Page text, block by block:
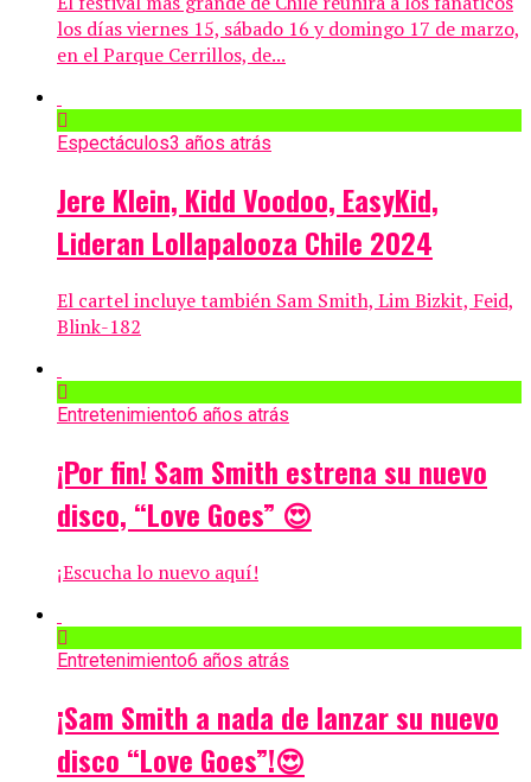
los días viernes 15, sábado 16 y domingo 17 de marzo,
en el Parque Cerrillos, de...
Espectáculos3 años atrás
Jere Klein, Kidd Voodoo, EasyKid,
Lideran Lollapalooza Chile 2024
El cartel incluye también Sam Smith, Lim Bizkit, Feid,
Blink-182
Entretenimiento6 años atrás
¡Por fin! Sam Smith estrena su nuevo
disco, “Love Goes” 😍
¡Escucha lo nuevo aquí!
Entretenimiento6 años atrás
¡Sam Smith a nada de lanzar su nuevo
disco “Love Goes”!😍